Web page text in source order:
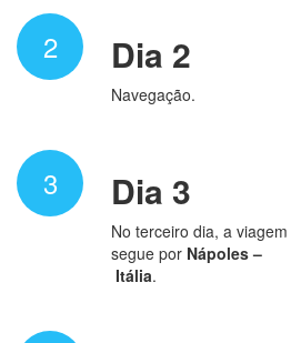
2 Dia 2
Navegação.
3 Dia 3
No terceiro dia, a viagem
segue por Nápoles –
Itália.